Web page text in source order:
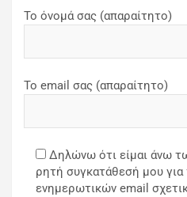
Το όνομά σας (απαραίτητο)
Το email σας (απαραίτητο)
Δηλώνω ότι είμαι άνω
ρητή συγκατάθεσή μου
ενημερωτικών email